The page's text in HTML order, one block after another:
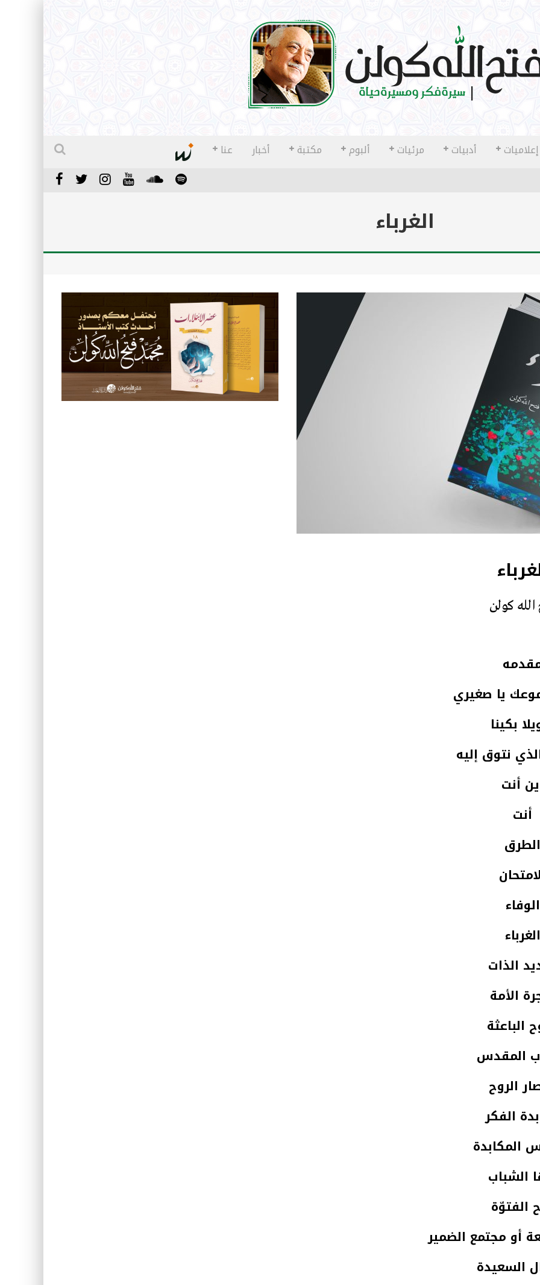
إعلاميات أدبيات مرئيات ألبوم مكتبة أخبار عنا
الغرباء
كولن
يا صغيري
بكينا
نتوق إليه
أنت
أنت
الطرق
الوفاء
الغرباء
الذات
الأمة
الباعثة
المقدس
الروح
الفكر
المكابدة
الشباب
الفتوّة
أو مجتمع الضمير
السعيدة